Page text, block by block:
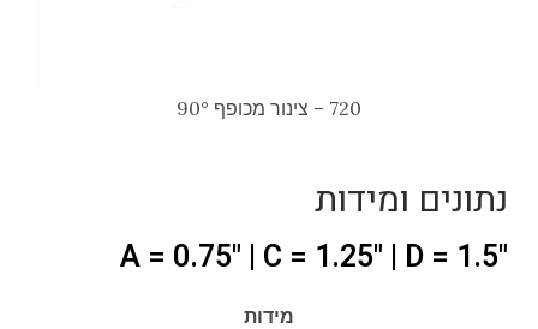
720 – צינור מכופף 90°
נתונים ומידות
"A = 0.75" | C = 1.25" | D = 1.5
מידות